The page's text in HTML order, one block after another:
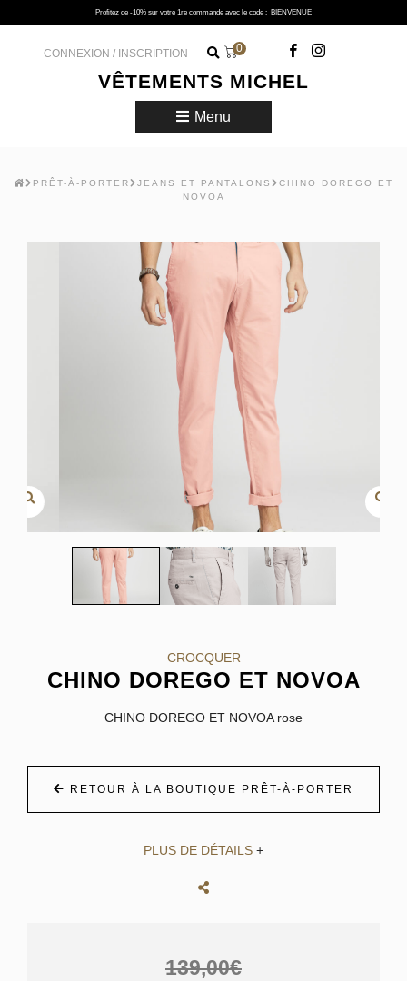
Profitez de -10% sur votre 1re commande avec le code : BIENVENUE
VÊTEMENTS MICHEL
CONNEXION / INSCRIPTION 0
Menu
PRÊT-À-PORTER JEANS ET PANTALONS
CHINO DOREGO ET
NOVOA
CROCQUER
CHINO DOREGO ET NOVOA
CHINO DOREGO ET NOVOA rose
RETOUR À LA BOUTIQUE PRÊT-À-PORTER
PLUS DE DÉTAILS +
139,00€